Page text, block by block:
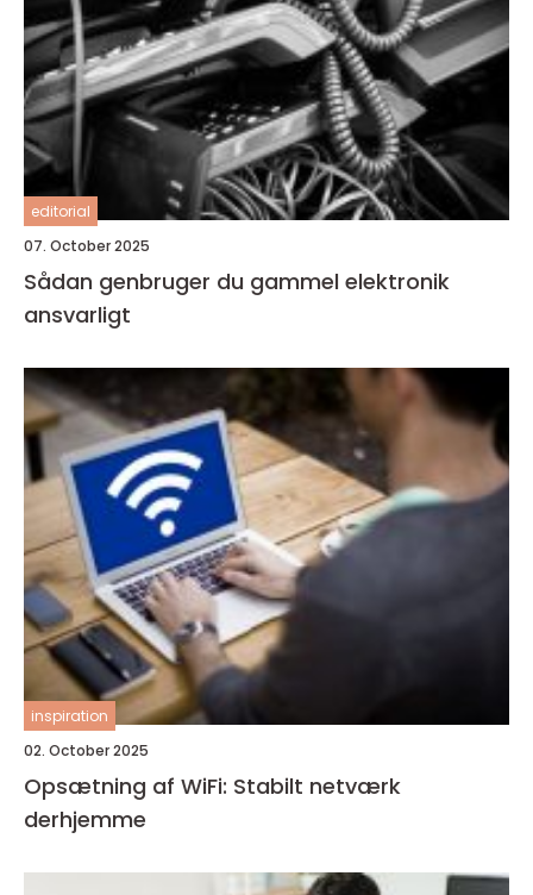
editorial
07. October 2025
Sådan genbruger du gammel elektronik
ansvarligt
inspiration
02. October 2025
Opsætning af WiFi: Stabilt netværk
derhjemme